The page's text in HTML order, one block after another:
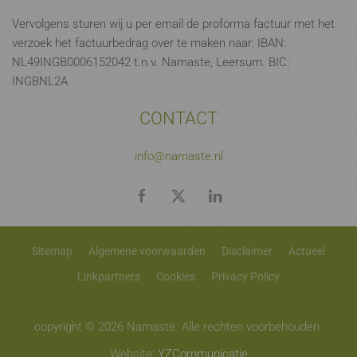
Vervolgens sturen wij u per email de proforma factuur met het
verzoek het factuurbedrag over te maken naar: IBAN:
NL49INGB0006152042 t.n.v. Namaste, Leersum. BIC:
INGBNL2A
CONTACT
info@namaste.nl
Sitemap Algemene voorwaarden Disclaimer
Actueel
Linkpartners
Cookies Privacy Policy
copyright © 2026 Namaste. Alle rechten voorbehouden.
Website: YZCommunicatie